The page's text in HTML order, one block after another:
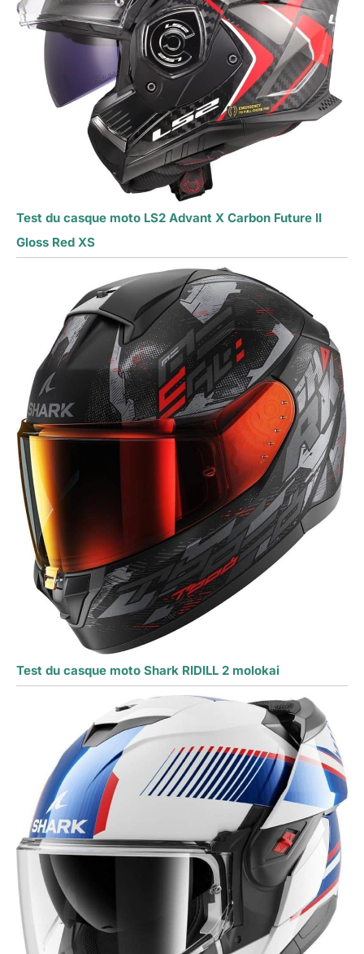
Test du casque moto LS2 Advant X Carbon Future II
Gloss Red XS
Test du casque moto Shark RIDILL 2 molokai